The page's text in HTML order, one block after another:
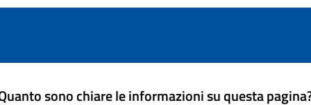
sono chiare le informazioni su questa